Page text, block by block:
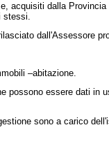
dalla Provincia
stessi.
dall'Assessore
–abitazione.
essere dati in
sono a carico